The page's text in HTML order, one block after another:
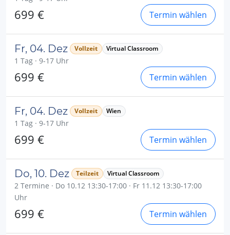
699 € Termin wählen
Fr, 04. Dez Vollzeit Virtual Classroom
1 Tag · 9-17 Uhr
699 € Termin wählen
Fr, 04. Dez Vollzeit Wien
1 Tag · 9-17 Uhr
699 € Termin wählen
Do, 10. Dez Teilzeit Virtual Classroom
2 Termine · Do 10.12 13:30-17:00 · Fr 11.12 13:30-17:00
Uhr
699 € Termin wählen